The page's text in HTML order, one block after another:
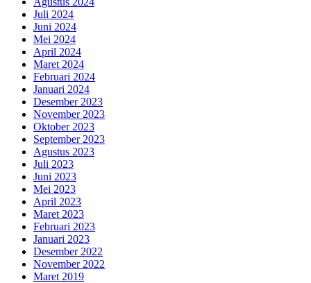
Juli 2024
Juni 2024
Mei 2024
April 2024
Maret 2024
Februari 2024
Januari 2024
Desember 2023
November 2023
Oktober 2023
September 2023
Agustus 2023
Juli 2023
Juni 2023
Mei 2023
April 2023
Maret 2023
Februari 2023
Januari 2023
Desember 2022
November 2022
Maret 2019